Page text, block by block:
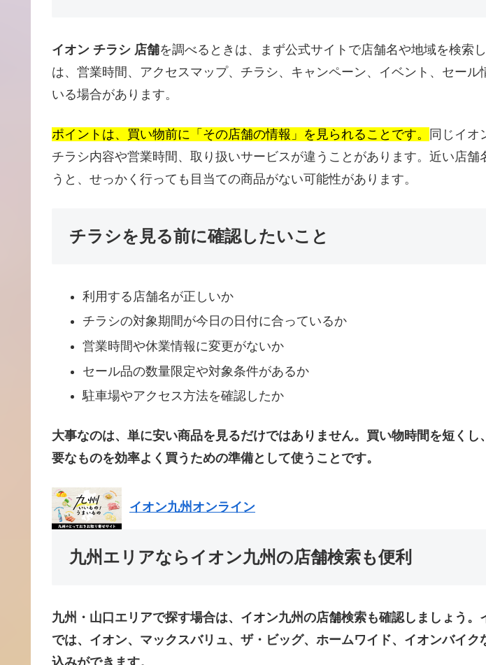
イオン チラシ 店舗を調べるときは、まず公式サイトで店舗名や地域を検索
は、営業時間、アクセスマップ、チラシ、キャンペーン、イベント、セール
いる場合があります。
ポイントは、買い物前に「その店舗の情報」を見られることです。
同じイオ
チラシ内容や営業時間、取り扱いサービスが違うことがあります。近い店舗
うと、せっかく行っても目当ての商品がない可能性があります。
チラシを見る前に確認したいこと
利用する店舗名が正しいか
チラシの対象期間が今日の日付に合っているか
営業時間や休業情報に変更がないか
セール品の数量限定や対象条件があるか
駐車場やアクセス方法を確認したか
大事なのは、単に安い商品を見るだけではありません。買い物時間を短くし
要なものを効率よく買うための準備として使うことです。
イオン九州オンライン
九州エリアならイオン九州の店舗検索も便利
九州・山口エリアで探す場合は、イオン九州の店舗検索も確認しましょう。
では、イオン、マックスバリュ、ザ・ビッグ、ホームワイド、イオンバイク
込みができます。